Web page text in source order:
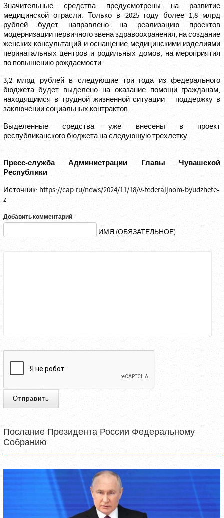
Значительные средства предусмотрены на развитие
медицинской отрасли. Только в 2025 году более 1,8 млрд
рублей будет направлено на реализацию проектов
модернизации первичного звена здравоохранения, на создание
женских консультаций и оснащение медицинскими изделиями
перинатальных центров и родильных домов, на мероприятия
по повышению рождаемости.
3,2 млрд рублей в следующие три года из федерального
бюджета будет выделено на оказание помощи гражданам,
находящимся в трудной жизненной ситуации – поддержку в
заключении социальных контрактов.
Выделенные средства уже внесены в проект
республиканского бюджета на следующую трехлетку.
Пресс-служба Администрации Главы Чувашской
Республики
Источник: https://cap.ru/news/2024/11/18/v-federaljnom-byudzhete-
z
Добавить комментарий
ИМЯ (ОБЯЗАТЕЛЬНОЕ)
Отправить
Послание Президента России Федеральному
Собранию